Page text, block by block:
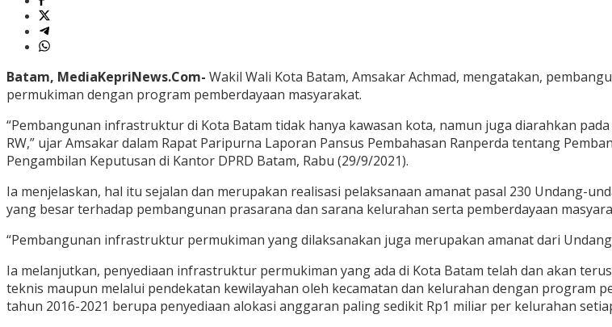
Batam, MediaKepriNews.Com- Wakil Wali Kota Batam, Amsakar Achmad, mengatakan,
permukiman dengan program pemberdayaan masyarakat.
“Pembangunan infrastruktur di Kota Batam tidak hanya kawasan kota, namun juga diarahkan
RW,” ujar Amsakar dalam Rapat Paripurna Laporan Pansus Pembahasan Ranperda tentang
Pengambilan Keputusan di Kantor DPRD Batam, Rabu (29/9/2021).
Ia menjelaskan, hal itu sejalan dan merupakan realisasi pelaksanaan amanat pasal 230 Undang-
yang besar terhadap pembangunan prasarana dan sarana kelurahan serta pemberdayaan
“Pembangunan infrastruktur permukiman yang dilaksanakan juga merupakan amanat dari
Ia melanjutkan, penyediaan infrastruktur permukiman yang ada di Kota Batam telah dan akan
teknis maupun melalui pendekatan kewilayahan oleh kecamatan dan kelurahan dengan program
tahun 2016-2021 berupa penyediaan alokasi anggaran paling sedikit Rp1 miliar per kelurahan